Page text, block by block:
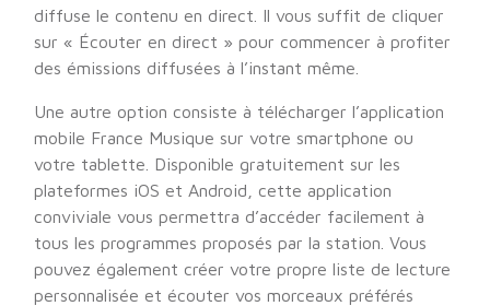
diffuse le contenu en direct. Il vous suffit de cliquer
sur « Écouter en direct » pour commencer à profiter
des émissions diffusées à l’instant même.
Une autre option consiste à télécharger l’application
mobile France Musique sur votre smartphone ou
votre tablette. Disponible gratuitement sur les
plateformes iOS et Android, cette application
conviviale vous permettra d’accéder facilement à
tous les programmes proposés par la station. Vous
pouvez également créer votre propre liste de lecture
personnalisée et écouter vos morceaux préférés